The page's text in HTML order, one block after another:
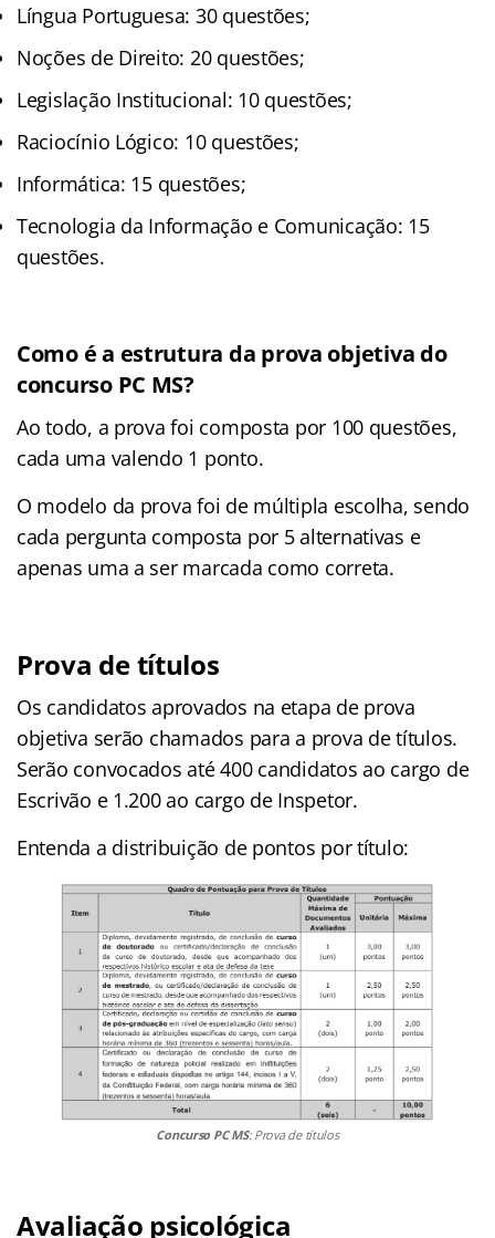
Língua Portuguesa: 30 questões;
Noções de Direito: 20 questões;
Legislação Institucional: 10 questões;
Raciocínio Lógico: 10 questões;
Informática: 15 questões;
Tecnologia da Informação e Comunicação: 15
questões.
Como é a estrutura da prova objetiva do
concurso PC MS?
Ao todo, a prova foi composta por 100 questões,
cada uma valendo 1 ponto.
O modelo da prova foi de múltipla escolha, sendo
cada pergunta composta por 5 alternativas e
apenas uma a ser marcada como correta.
Prova de títulos
Os candidatos aprovados na etapa de prova
objetiva serão chamados para a prova de títulos.
Serão convocados até 400 candidatos ao cargo de
Escrivão e 1.200 ao cargo de Inspetor.
Entenda a distribuição de pontos por título:
Concurso PC MS: Prova de títulos
Avaliação psicológica